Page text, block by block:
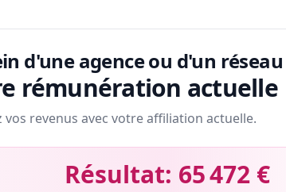
d'une agence ou d'un réseau
rémunération actuelle
vos revenus avec votre affiliation actuelle.
Résultat: 65 472 €